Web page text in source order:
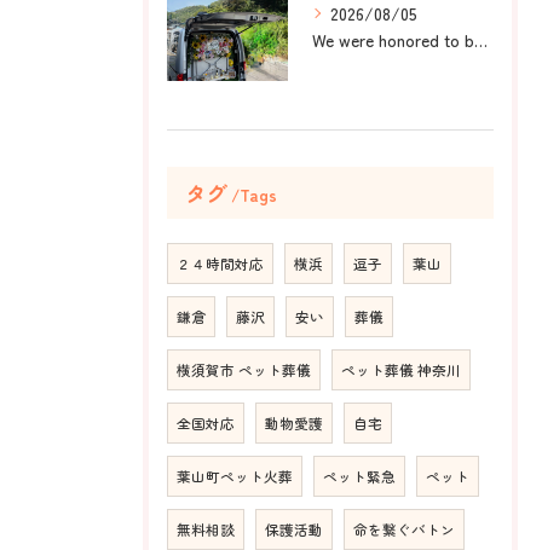
2026/08/05
We were honored to be by your ...
タグ Tags
２４時間対応 横浜 逗子 葉山
鎌倉 藤沢 安い 葬儀
横須賀市 ペット葬儀 ペット葬儀 神奈川
全国対応 動物愛護 自宅
葉山町ペット火葬 ペット緊急 ペット
無料相談 保護活動 命を繋ぐバトン